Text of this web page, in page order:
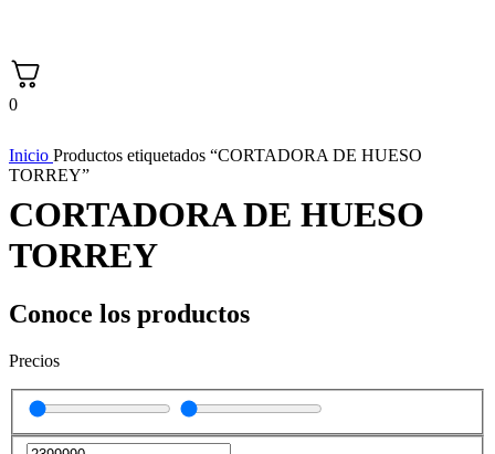
0
Inicio Productos etiquetados “CORTADORA DE HUESO
TORREY”
CORTADORA DE HUESO
TORREY
Conoce los productos
Precios